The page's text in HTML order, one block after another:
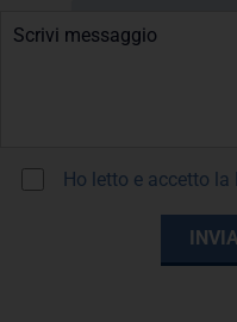
Ho letto e accetto la